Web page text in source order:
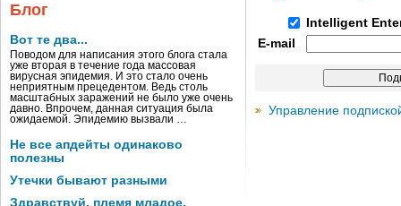
Блог
Вот те два...
Поводом для написания этого блога стала
уже вторая в течение года массовая
вирусная эпидемия. И это стало очень
неприятным прецедентом. Ведь столь
масштабных заражений не было уже очень
давно. Впрочем, данная ситуация была
ожидаемой. Эпидемию вызвали …
Не все апдейты одинаково
полезны
Утечки бывают разными
Здравствуй, племя младое,
Intelligent
E-mail
Управление